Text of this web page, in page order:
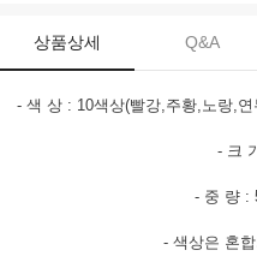
상품상세 Q&A
- 색 상 : 10색상(빨강,주황,노랑,
- 크
- 중 량 :
- 색상은 혼